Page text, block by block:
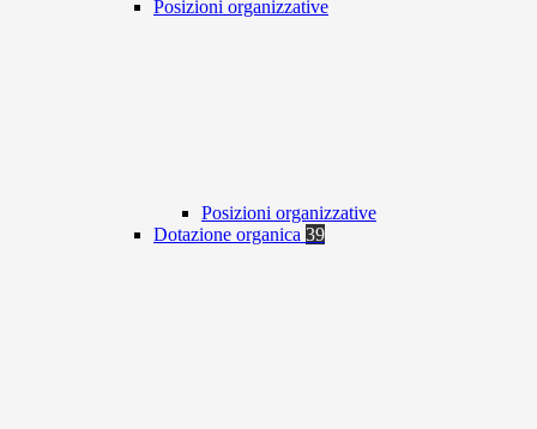
Posizioni organizzative
Posizioni organizzative
Dotazione organica 39